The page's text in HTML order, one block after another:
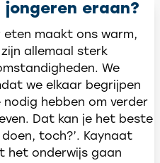
jongeren eraan?
eten maakt ons warm,
allemaal sterk
We
we elkaar begrijpen
hebben om verder
Dat kan je het beste
toch?’. Kaynaat
het onderwijs gaan